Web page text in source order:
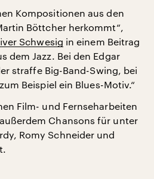
Kompositionen aus den
Böttcher herkommt“,
Schwesig in einem Beitrag
dem Jazz. Bei den Edgar
straffe Big-Band-Swing, bei
Beispiel ein Blues-Motiv.“
Film- und Fernseharbeiten
Chansons für unter
Romy Schneider und